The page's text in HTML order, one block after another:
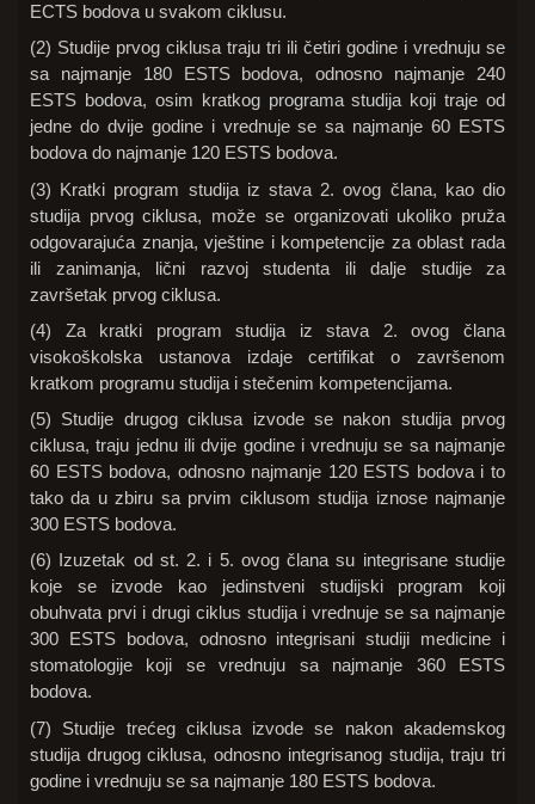
ECTS bodova u svakom ciklusu.
(2) Studije prvog ciklusa traju tri ili četiri godine i vrednuju se
sa najmanje 180 ESTS bodova, odnosno najmanje 240
ESTS bodova, osim kratkog programa studija koji traje od
jedne do dvije godine i vrednuje se sa najmanje 60 ESTS
bodova do najmanje 120 ESTS bodova.
(3) Kratki program studija iz stava 2. ovog člana, kao dio
studija prvog ciklusa, može se organizovati ukoliko pruža
odgovarajuća znanja, vještine i kompetencije za oblast rada
ili zanimanja, lični razvoj studenta ili dalje studije za
završetak prvog ciklusa.
(4) Za kratki program studija iz stava 2. ovog člana
visokoškolska ustanova izdaje certifikat o završenom
kratkom programu studija i stečenim kompetencijama.
(5) Studije drugog ciklusa izvode se nakon studija prvog
ciklusa, traju jednu ili dvije godine i vrednuju se sa najmanje
60 ESTS bodova, odnosno najmanje 120 ESTS bodova i to
tako da u zbiru sa prvim ciklusom studija iznose najmanje
300 ESTS bodova.
(6) Izuzetak od st. 2. i 5. ovog člana su integrisane studije
koje se izvode kao jedinstveni studijski program koji
obuhvata prvi i drugi ciklus studija i vrednuje se sa najmanje
300 ESTS bodova, odnosno integrisani studiji medicine i
stomatologije koji se vrednuju sa najmanje 360 ESTS
bodova.
(7) Studije trećeg ciklusa izvode se nakon akademskog
studija drugog ciklusa, odnosno integrisanog studija, traju tri
godine i vrednuju se sa najmanje 180 ESTS bodova.